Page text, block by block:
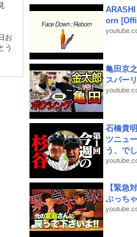
お
う
orn
亀田京
スパー
石橋貴
ツニュ
う、で
【緊急
ぶっち